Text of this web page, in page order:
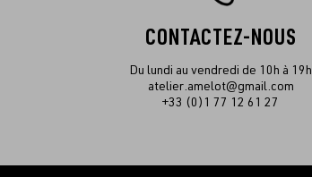
CONTACTEZ-NOUS
Du lundi au vendredi de 10h à 19h
atelier.amelot@gmail.com
+33 (0)1 77 12 61 27